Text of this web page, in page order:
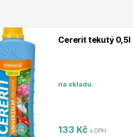
Cererit tekutý 0,5l
na skladu
133 Kč s DPH